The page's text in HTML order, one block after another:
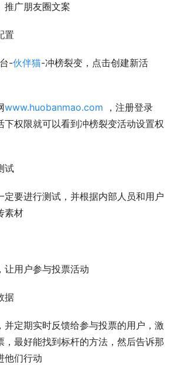
推广朋友圈文案
置
-伙伴猫-冲榜裂变，点击创建新活
www.huobanmao.com ，注册登录
下权限就可以看到冲榜裂变活动设置权
试
定要进行测试，并根据内部人员和用户
素材
让用户参与投票活动
据
并定期实时反馈给参与投票的用户，激
，最好能找到标杆的方法，然后告诉那
他们行动